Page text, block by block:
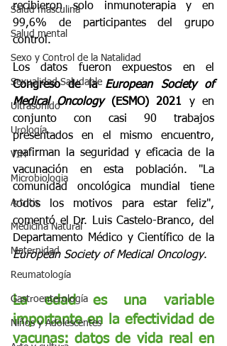
Salud masculina
Salud mental
Sexo y Control de la Natalidad
Sexualidad Saludable
Ultrasonido
Urología
VIH
Microbiologia
Artritis
Medicina Natural
Maternidad
Reumatología
Gastroenterología
Niños y Adolescentes
recibieron solo inmunoterapia y en
99,6% de participantes del grupo
control.
Congreso de la European Society of
Medical Oncology (ESMO) 2021 y en
conjunto con casi 90 trabajos
presentados en el mismo encuentro,
reafirman la seguridad y eficacia de la
vacunación en esta población. "La
comunidad oncológica mundial tiene
todos los motivos para estar feliz",
comentó el Dr. Luis Castelo-Branco, del
European Society of Medical Oncology.
La edad es una variable
importante en la efectividad de
vacunas: datos de vida real en